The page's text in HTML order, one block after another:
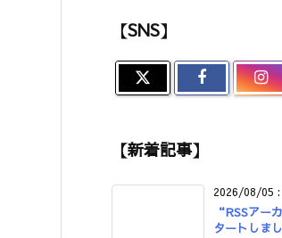
【SNS】
【新着記事】
2026/08/05 :
“RSSアー
タートしま